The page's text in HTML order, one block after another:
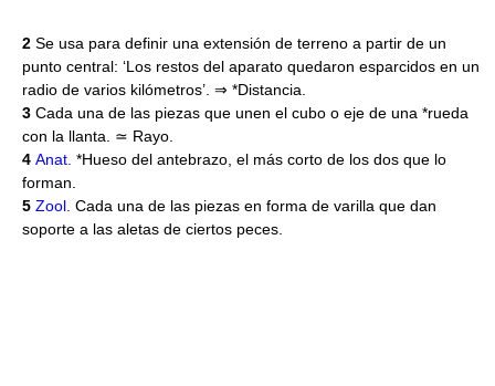
2 Se usa para definir una extensión de terreno a partir de un
punto central: ‘Los restos del aparato quedaron esparcidos en un
radio de varios kilómetros’. ⇒ *Distancia.
3 Cada una de las piezas que unen el cubo o eje de una *rueda
con la llanta. ≃ Rayo.
4 Anat. *Hueso del antebrazo, el más corto de los dos que lo
forman.
5 Zool. Cada una de las piezas en forma de varilla que dan
soporte a las aletas de ciertos peces.